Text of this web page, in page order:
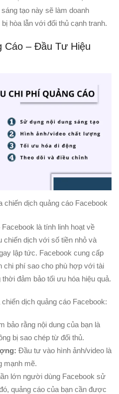
tạo này sẽ làm doanh
hòa lẫn với đối thủ cạnh tranh.
Cáo – Đầu Tư Hiệu
chiến dịch quảng cáo Facebook
là tính linh hoạt về
chiến dịch với số tiền nhỏ và
lập tức. Facebook cung cấp
chi phí sao cho phù hợp với tài
đảm bảo tối ưu hóa hiệu quả.
dịch quảng cáo Facebook:
bảo rằng nội dung của bạn là
bị sao chép từ đối thủ.
Đầu tư vào hình ảnh/video là
mạnh mẽ.
lớn người dùng Facebook sử
quảng cáo của bạn cần được